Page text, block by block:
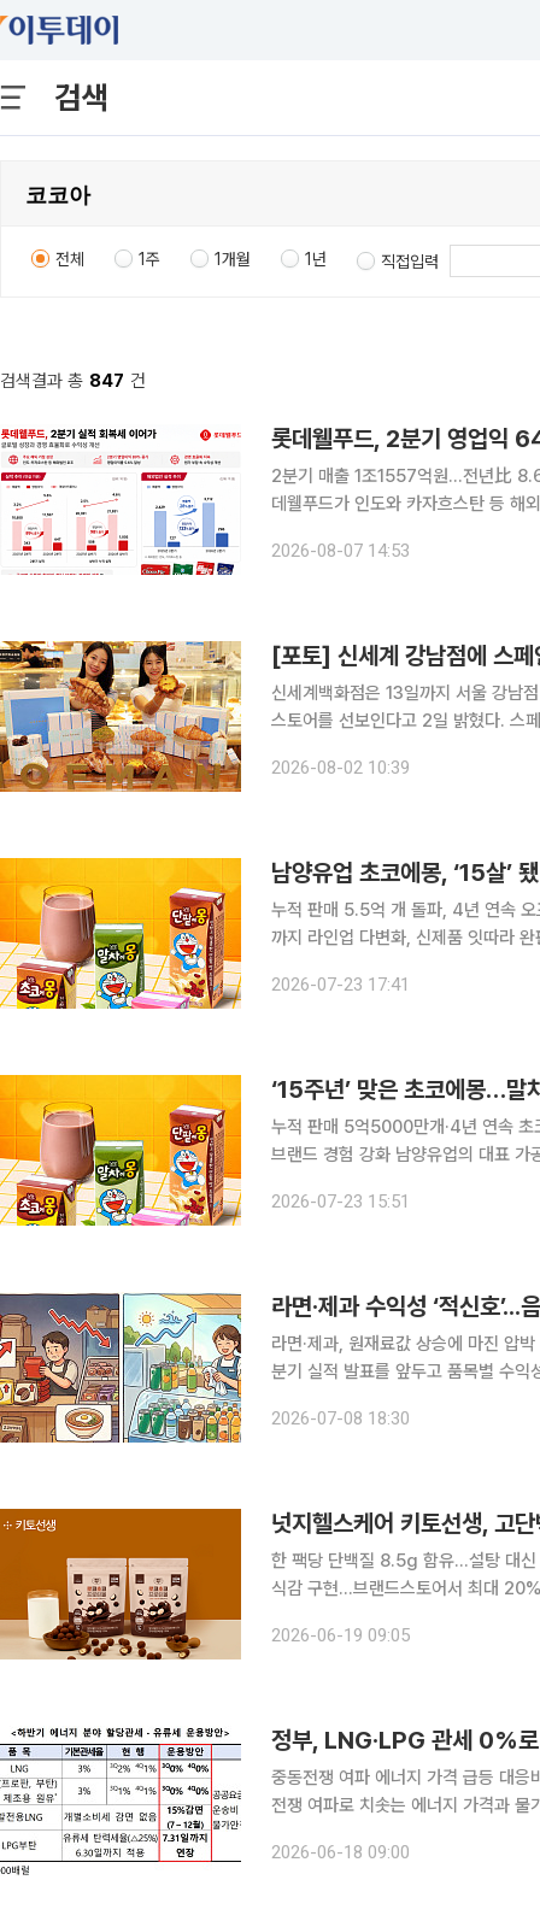
검색
전체 1주 1개월 1년 직접입력
검색결과 총 847 건
롯데웰푸드, 2분기 영업익
2분기 매출 1조1557억원…전년比
데웰푸드가 인도와 카자흐스탄 등 해
성을 개선했다. 롯데웰푸드는
2026-08-07 14:53
[포토] 신세계 강남점에 스페
신세계백화점은 13일까지 서울 강남
스토어를 선보인다고 2일 밝혔다. 스페인 유명 페이스트리 브랜드인 호프만 베이커리는 버터의 풍
그대로 구현하기 위해 스페인 본점과
2026-08-02 10:39
남양유업 초코에몽, ‘15살’
누적 판매 5.5억 개 돌파, 4년 연속 오
까지 라인업 다변화, 신제품 잇따라
하지 않고 라인업을 다변화하며 ‘에몽
2026-07-23 17:41
‘15주년’ 맞은 초코에몽…말
누적 판매 5억5000만개·4년 연속 초
브랜드 경험 강화 남양유업의 대표 가공유 브랜드 '초코에몽'이 출시 15주년을 맞았다. 남양유업은
2026-07-23 15:51
라면·제과 수익성 ‘적신호’...
라면·제과, 원재료값 상승에 마진 압박 우
분기 실적 발표를 앞두고 품목별 수
2026-07-08 18:30
넛지헬스케어 키토선생, 고단
한 팩당 단백질 8.5g 함유…설탕 대신
식감 구현…브랜드스토어서 최대 20% 할인 진행 헬스케어 플랫폼 기업 넛
를 낸다. 넛지헬스케어는 자회사
2026-06-19 09:05
정부, LNG·LPG 관세 0%
중동전쟁 여파 에너지 가격 급등 대응바나
전쟁 여파로 치솟는 에너지 가격과
망고 등 농산물 22개 품목에 대한 관
2026-06-18 09:00